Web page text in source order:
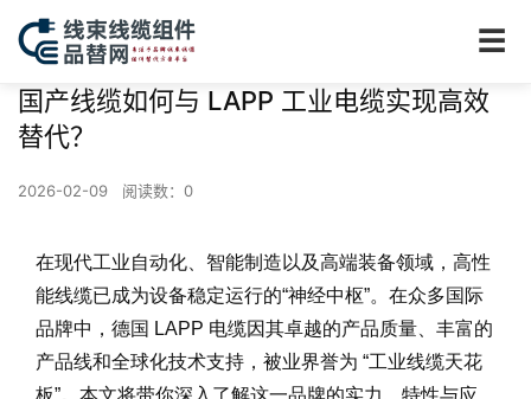
☰
国产线缆如何与 LAPP 工业电缆实现高效
替代？
2026-02-09 阅读数： 0
在现代工业自动化、智能制造以及高端装备领域，高性
能线缆已成为设备稳定运行的“神经中枢”。在众多国际
品牌中，德国 LAPP 电缆因其卓越的产品质量、丰富的
产品线和全球化技术支持，被业界誉为 “工业线缆天花
板”。本文将带你深入了解这一品牌的实力、特性与应